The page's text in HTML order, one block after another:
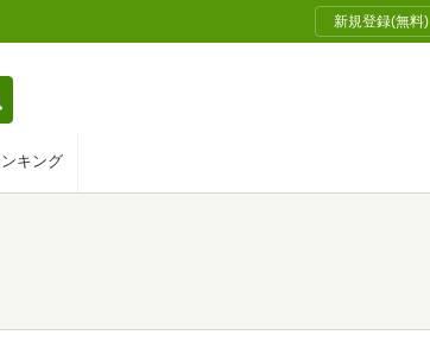
新規登録(無料)
キング